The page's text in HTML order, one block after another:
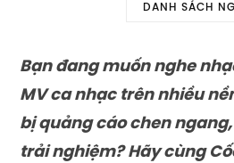
DANH SÁCH
Bạn đang muốn nghe
MV ca nhạc trên nhiều
bị quảng cáo chen
trải nghiệm? Hãy cùng